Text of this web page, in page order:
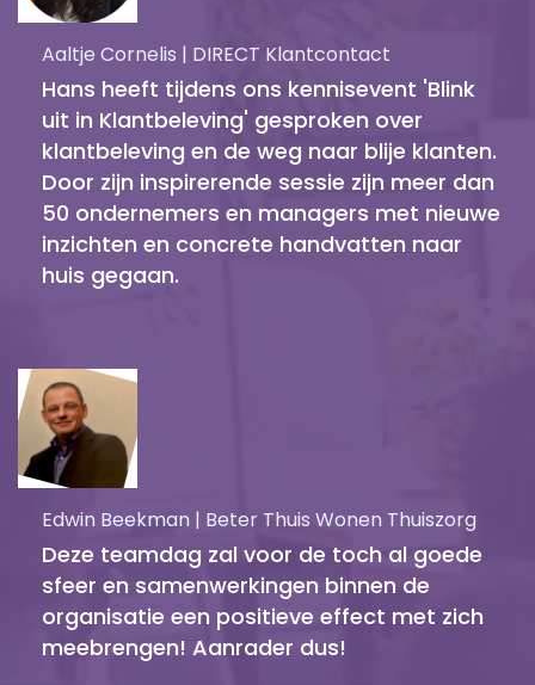
Aaltje Cornelis | DIRECT Klantcontact
Hans heeft tijdens ons kennisevent 'Blink
uit in Klantbeleving' gesproken over
klantbeleving en de weg naar blije klanten.
Door zijn inspirerende sessie zijn meer dan
50 ondernemers en managers met nieuwe
inzichten en concrete handvatten naar
huis gegaan.
Edwin Beekman | Beter Thuis Wonen Thuiszorg
Deze teamdag zal voor de toch al goede
sfeer en samenwerkingen binnen de
organisatie een positieve effect met zich
meebrengen! Aanrader dus!